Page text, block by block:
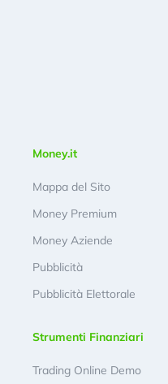
Money.it
Mappa del Sito
Money Premium
Money Aziende
Pubblicità
Pubblicità Elettorale
Strumenti Finanziari
Trading Online Demo